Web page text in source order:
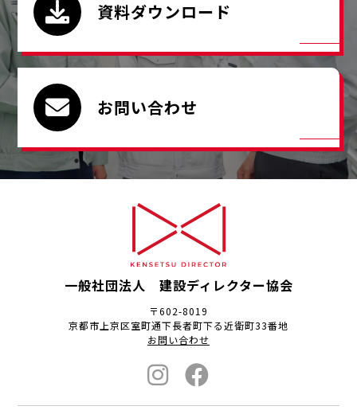
資料ダウンロード
お問い合わせ
一般社団法人 建設ディレクター協会
〒602-8019
京都市上京区室町通下長者町下る近衛町33番地
お問い合わせ